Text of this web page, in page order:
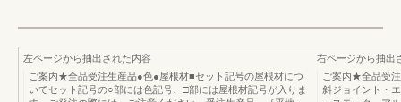
左ページから抽出された内容
ご案内★全品受注生産品●色●屋根材■セット記号の屋根材につ
いてセット記号の○部には色記号、□部には屋根材記号が入りま
右ページから抽出
ご案内★全品受
斜ジョイント・